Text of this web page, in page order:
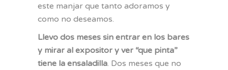
este manjar que tanto adoramos y
como no deseamos.
Llevo dos meses sin entrar en los bares
y mirar al expositor y ver “que pinta”
tiene la ensaladilla. Dos meses que no